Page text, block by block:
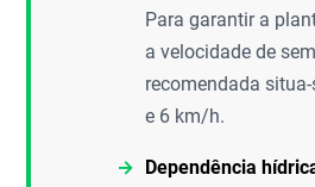
Para garantir a
a velocidade de
recomendada
e 6 km/h.
Dependência